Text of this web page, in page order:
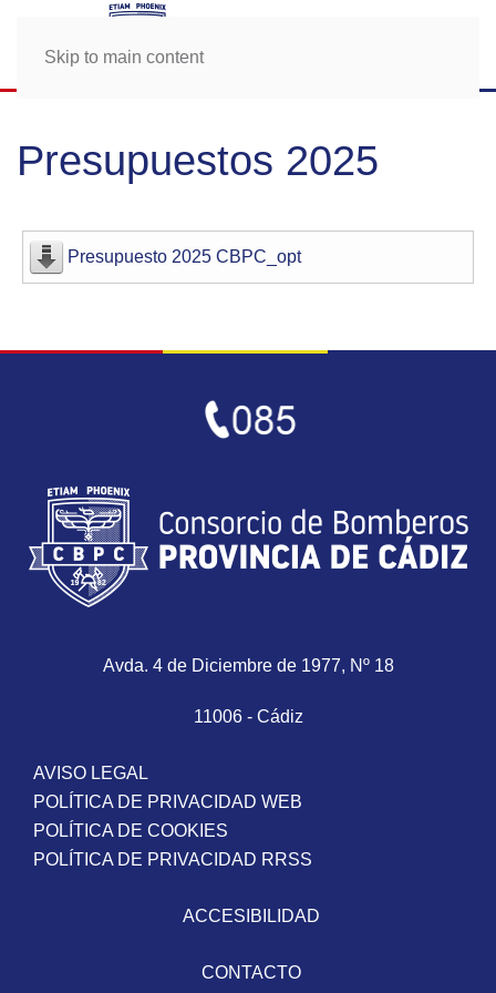
Skip to main content
Presupuestos 2025
Presupuesto 2025 CBPC_opt
Avda. 4 de Diciembre de 1977, Nº 18
11006 - Cádiz
AVISO LEGAL
POLÍTICA DE PRIVACIDAD WEB
POLÍTICA DE COOKIES
POLÍTICA DE PRIVACIDAD RRSS
ACCESIBILIDAD
CONTACTO